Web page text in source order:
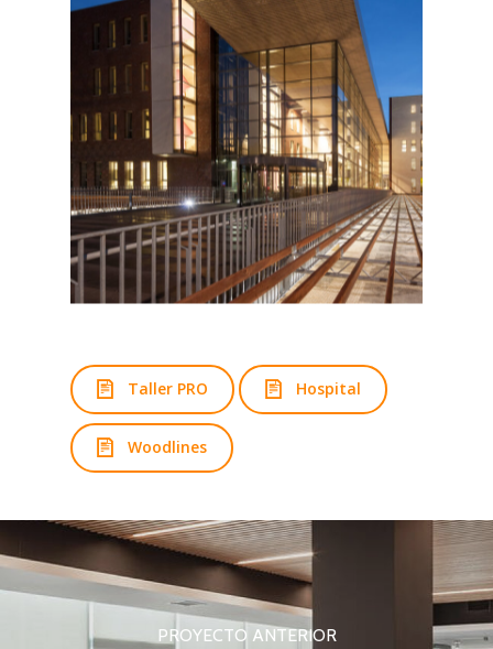
Taller PRO Hospital
Woodlines
PROYECTO ANTERIOR